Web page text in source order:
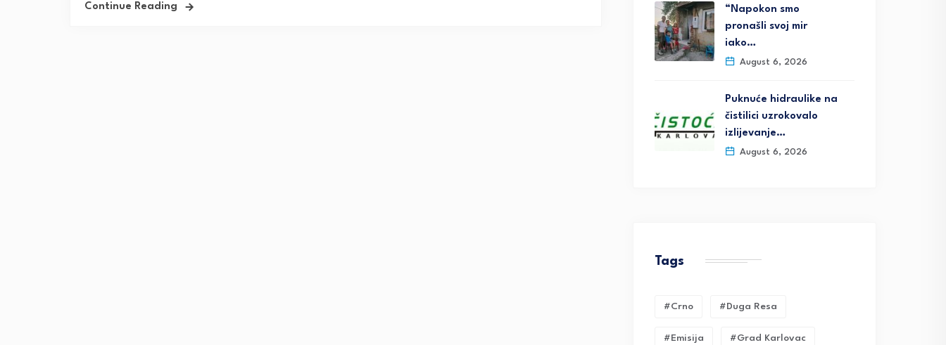
Continue Reading
“Napokon smo
pronašli svoj mir
iako…
August 6, 2026
Puknuće hidraulike na
čistilici uzrokovalo
izlijevanje…
August 6, 2026
Tags
#crno #duga Resa
#emisija #grad Karlovac